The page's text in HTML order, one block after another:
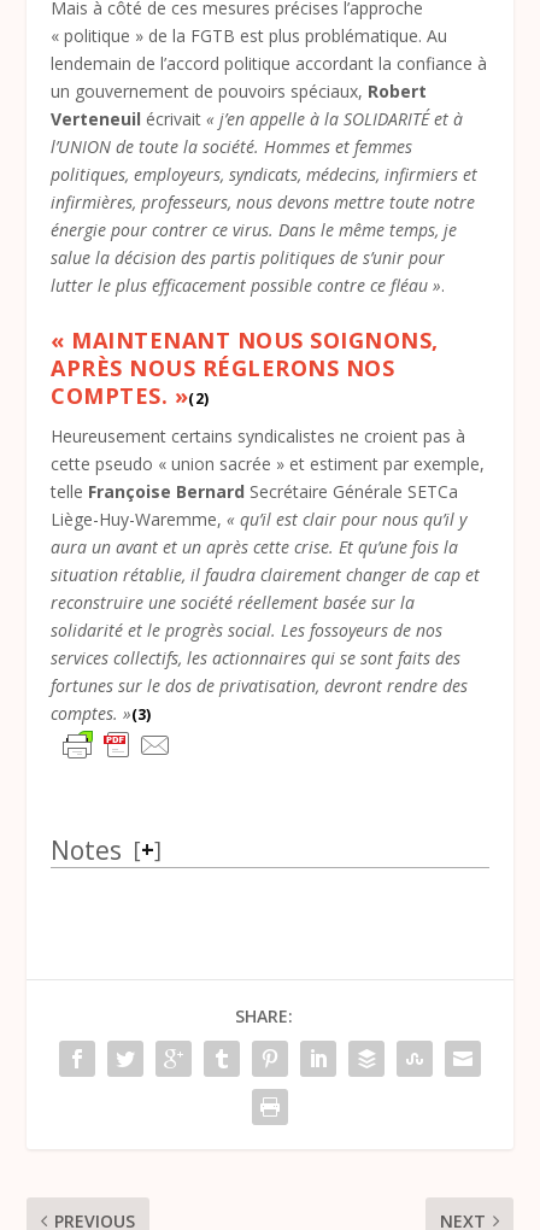
Mais à côté de ces mesures précises l’approche
« politique » de la FGTB est plus problématique. Au
lendemain de l’accord politique accordant la confiance à
un gouvernement de pouvoirs spéciaux, Robert
Verteneuil écrivait« j’en appelle à la SOLIDARITÉ et à
l’UNION de toute la société. Hommes et femmes
politiques, employeurs, syndicats, médecins, infirmiers et
infirmières, professeurs, nous devons mettre toute notre
énergie pour contrer ce virus. Dans le même temps, je
salue la décision des partis politiques de s’unir pour
lutter le plus efficacement possible contre ce fléau ».
« MAINTENANT NOUS SOIGNONS,
APRÈS NOUS RÉGLERONS NOS
COMPTES. »(2)
Heureusement certains syndicalistes ne croient pas à
cette pseudo « union sacrée » et estiment par exemple,
telle Françoise Bernard Secrétaire Générale SETCa
Liège-Huy-Waremme,« qu’il est clair pour nous qu’il y
aura un avant et un après cette crise. Et qu’une fois la
situation rétablie, il faudra clairement changer de cap et
reconstruire une société réellement basée sur la
solidarité et le progrès social. Les fossoyeurs de nos
services collectifs, les actionnaires qui se sont faits des
fortunes sur le dos de privatisation, devront rendre des
comptes. »(3)
Notes [+]
SHARE:
PREVIOUS NEXT